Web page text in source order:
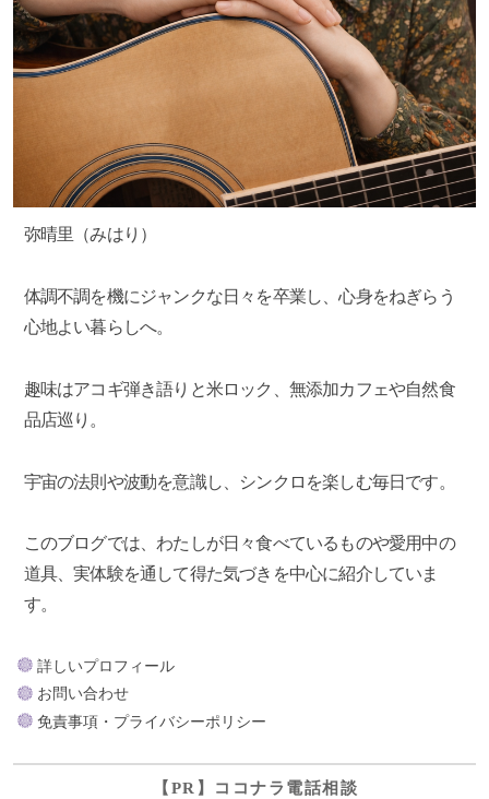
弥晴里（みはり）
体調不調を機にジャンクな日々を卒業し、心身をねぎらう
心地よい暮らしへ。
趣味はアコギ弾き語りと米ロック、無添加カフェや自然食
品店巡り。
宇宙の法則や波動を意識し、シンクロを楽しむ毎日です。
このブログでは、わたしが日々食べているものや愛用中の
道具、実体験を通して得た気づきを中心に紹介していま
す。
詳しいプロフィール
お問い合わせ
免責事項・プライバシーポリシー
【PR】ココナラ電話相談